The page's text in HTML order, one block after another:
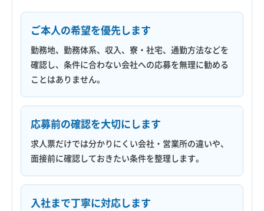
ご本人の希望を優先します
勤務地、勤務体系、収入、寮・社宅、通勤方法などを
確認し、条件に合わない会社への応募を無理に勧める
ことはありません。
応募前の確認を大切にします
求人票だけでは分かりにくい会社・営業所の違いや、
面接前に確認しておきたい条件を整理します。
入社まで丁寧に対応します